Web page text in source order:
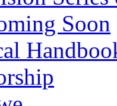
Soon